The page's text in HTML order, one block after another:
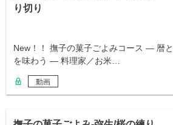
り切り
New！！ 撫子の菓子ごよみコース ― 暦
を味わう ― 料理家／お米…
動画